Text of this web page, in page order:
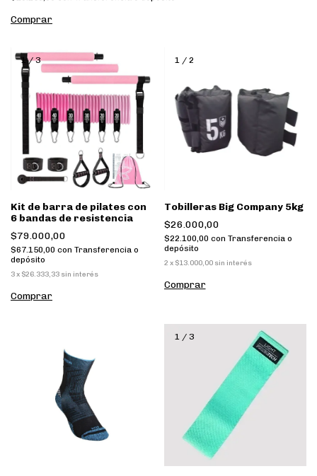
Comprar
1/3
Kit de barra de pilates con
6 bandas de resistencia
$79.000,00
$67.150,00 con Transferencia o
depósito
3x $26.333,33 sin interés
1/ 2
Tobilleras Big Company 5kg
$26.000,00
$22.100,00 con Transferencia o
depósito
2 x $13.000,00 sin interés
1/ 3